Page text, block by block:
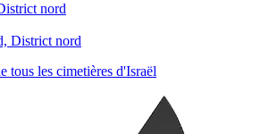
nord
District nord
tous les cimetières d'Israël